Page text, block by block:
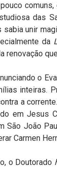
unir
da
o
inteiras.
a
em Jesus
São João
Carmen
o Doutorado